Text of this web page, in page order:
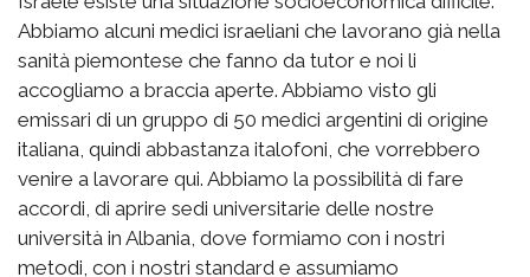
Abbiamo alcuni medici israeliani che lavorano già nella
sanità piemontese che fanno da tutor e noi li
accogliamo a braccia aperte. Abbiamo visto gli
emissari di un gruppo di 50 medici argentini di origine
italiana, quindi abbastanza italofoni, che vorrebbero
venire a lavorare qui. Abbiamo la possibilità di fare
accordi, di aprire sedi universitarie delle nostre
università in Albania, dove formiamo con i nostri
metodi, con i nostri standard e assumiamo